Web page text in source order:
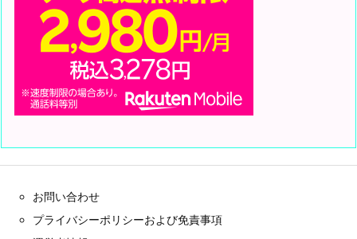
お問い合わせ
プライバシーポリシーおよび免責事項